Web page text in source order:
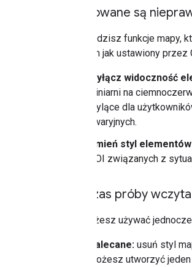
Stylizowane są
Jeśli widzisz funkcje mapy,
taki sam jak ustawiony
Wyłącz widoczność
winiarni na
mylące dla
awaryjnych.
Zmień styl
POI związanych z
Podczas próby
Nie możesz używać
Zalecane: usuń styl
możesz utworzyć